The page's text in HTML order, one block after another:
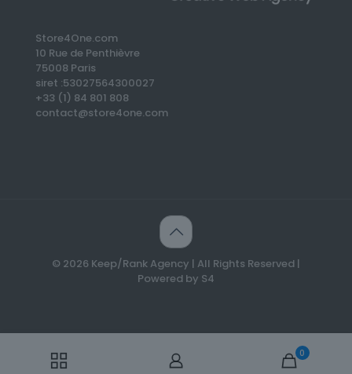
Store4One.com
10 Rue de Penthièvre
75008 Paris
siret :53027564300027
+33 (1) 84 801 808
contact@store4one.com
© 2026 Keep/Rank Agency | All Rights Reserved |
Powered by S4
0